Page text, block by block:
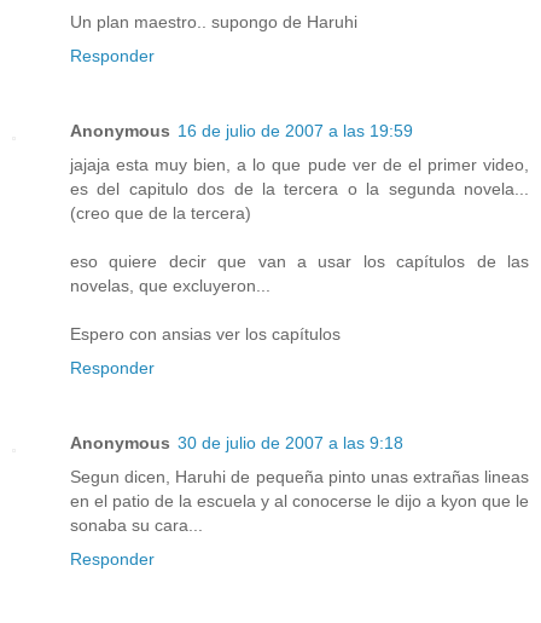
Un plan maestro.. supongo de Haruhi
Responder
Anonymous 16 de julio de 2007 a las 19:59
jajaja esta muy bien, a lo que pude ver de el primer video,
es del capitulo dos de la tercera o la segunda novela...
(creo que de la tercera)
eso quiere decir que van a usar los capítulos de las
novelas, que excluyeron...
Espero con ansias ver los capítulos
Responder
Anonymous 30 de julio de 2007 a las 9:18
Segun dicen, Haruhi de pequeña pinto unas extrañas lineas
en el patio de la escuela y al conocerse le dijo a kyon que le
sonaba su cara...
Responder